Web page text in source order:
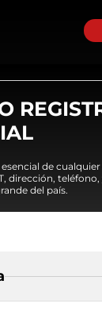
de
dirección, teléfono,
del país.